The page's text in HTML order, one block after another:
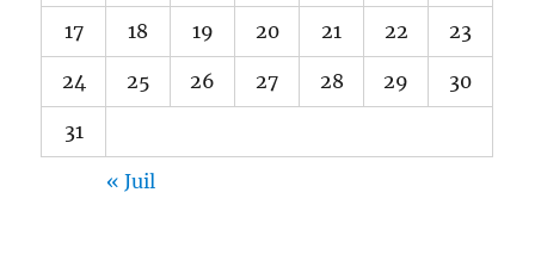
17 18 19 20 21 22 23
24 25 26 27 28 29 30
31
« Juil